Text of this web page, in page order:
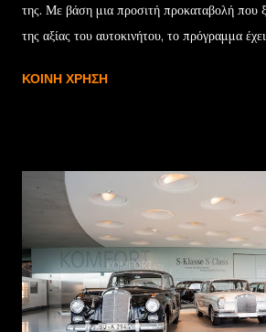
της. Με βάση μια προσιτή προκαταβολή που
της αξίας του αυτοκινήτου, το πρόγραμμα
ολοκληρωθεί η προγραμματισμένη διάρκεια
του αυτοκινήτου, ενώ η τρίτη αφορά στην
προσυμφωνημένη αξία που θα
την αγορά ενός νέου Jeep. Με βάση αυτά τα
Avenger στην έκδοση με τον κινητήρα 100
μόνο €252/μήνα , ενώ για τα Renegade
των 130 HP η δόση διαμορφώνεται στα €294
ΚΟΙΝΉ ΧΡΉΣΗ